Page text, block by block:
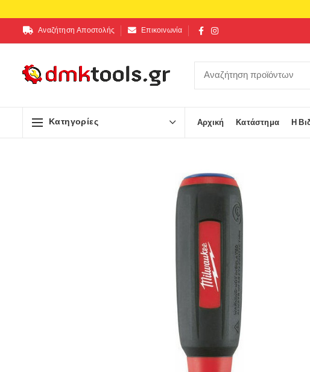
Αναζήτηση Αποστολής Επικοινωνία
Κατηγορίες Αρχική Κατάστημα Η